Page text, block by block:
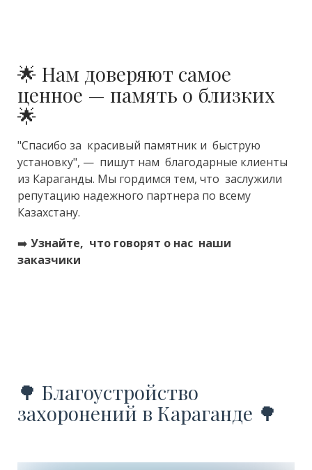
🌟 Нам доверяют самое
ценное — память о близких
🌟
"Спасибо за красивый памятник и быструю
установку", — пишут нам благодарные клиенты
из Караганды. Мы гордимся тем, что заслужили
репутацию надежного партнера по всему
Казахстану.
➡️ Узнайте, что говорят о нас наши
заказчики
🌳 Благоустройство
захоронений в Караганде 🌳